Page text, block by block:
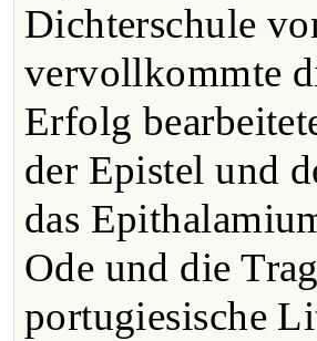
Dichterschule
vervollkommte
Erfolg
der Epistel und
das
Ode und die
portugiesische